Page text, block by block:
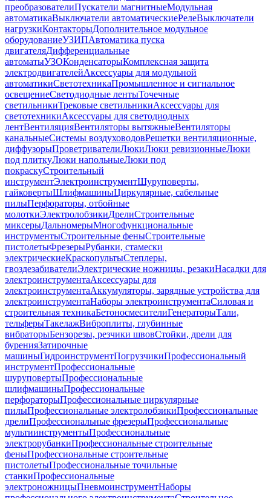
преобразователиПускатели магнитныеМодульная
автоматикаВыключатели автоматическиеРелеВыключатели
нагрузкиКонтакторыДополнительное модульное
оборудованиеУЗИПАвтоматика пуска
двигателяДифференциальные
автоматыУЗОКонденсаторыКомплексная защита
электродвигателейАксессуары для модульной
автоматикиСветотехникаПромышленное и сигнальное
освещениеСветодиодные лентыТочечные
светильникиТрековые светильникиАксессуары для
светотехникиАксессуары для светодиодных
лентВентиляцияВентиляторы вытяжныеВентиляторы
канальныеСистемы воздуховодовРешетки вентиляционные,
диффузорыПроветривателиЛюкиЛюки ревизионныеЛюки
под плиткуЛюки напольныеЛюки под
покраскуСтроительный
инструментЭлектроинструментШуруповерты,
гайковертыШлифмашиныЦиркулярные, сабельные
пилыПерфораторы, отбойные
молоткиЭлектролобзикиДрелиСтроительные
миксерыДальномерыМногофункциональные
инструментыСтроительные феныСтроительные
пистолетыФрезерыРубанки, стамески
электрическиеКраскопультыСтеплеры,
гвоздезабивателиЭлектрические ножницы, резакиНасадки для
электроинструментаАксессуары для
электроинструментаАккумуляторы, зарядные устройства для
электроинструментаНаборы электроинструментаСиловая и
строительная техникаБетоносмесителиГенераторыТали,
тельферыТакелажВиброплиты, глубинные
вибраторыБензорезы, резчики швовСтойки, дрели для
буренияЗатирочные
машиныГидроинструментПогрузчикиПрофессиональный
инструментПрофессиональные
шуруповертыПрофессиональные
шлифмашиныПрофессиональные
перфораторыПрофессиональные циркулярные
пилыПрофессиональные электролобзикиПрофессиональные
дрелиПрофессиональные фрезерыПрофессиональные
мультиинструментыПрофессиональные
электрорубанкиПрофессиональные строительные
феныПрофессиональные строительные
пистолетыПрофессиональные точильные
станкиПрофессиональные
электроножницыПневмоинструментНаборы